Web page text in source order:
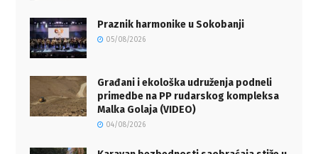
Praznik harmonike u Sokobanji
05/08/2026
Građani i ekološka udruženja podneli
primedbe na PP rudarskog kompleksa
Malka Golaja (VIDEO)
04/08/2026